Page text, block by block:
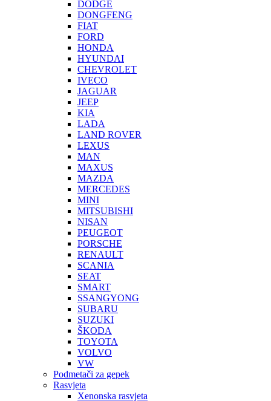
DODGE
DONGFENG
FIAT
FORD
HONDA
HYUNDAI
CHEVROLET
IVECO
JAGUAR
JEEP
KIA
LADA
LAND ROVER
LEXUS
MAN
MAXUS
MAZDA
MERCEDES
MINI
MITSUBISHI
NISAN
PEUGEOT
PORSCHE
RENAULT
SCANIA
SEAT
SMART
SSANGYONG
SUBARU
SUZUKI
ŠKODA
TOYOTA
VOLVO
VW
Podmetači za gepek
Rasvjeta
Xenonska rasvjeta